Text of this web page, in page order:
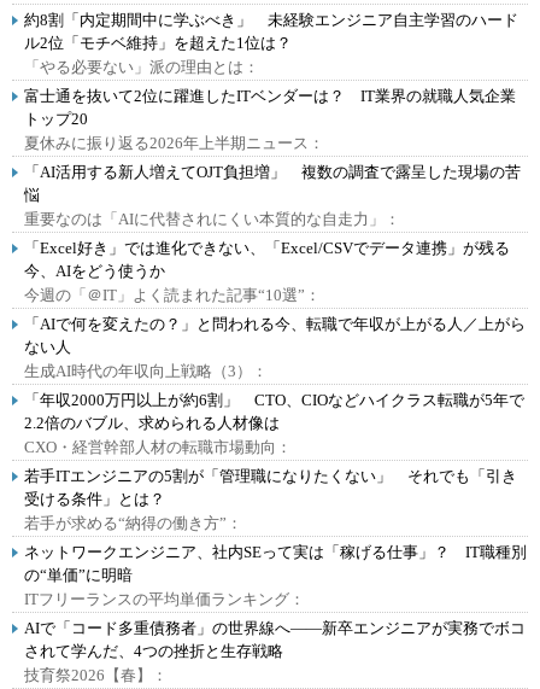
約8割「内定期間中に学ぶべき」 未経験エンジニア自主学習のハード
ル2位「モチベ維持」を超えた1位は？
「やる必要ない」派の理由とは：
富士通を抜いて2位に躍進したITベンダーは？ IT業界の就職人気企業
トップ20
夏休みに振り返る2026年上半期ニュース：
「AI活用する新人増えてOJT負担増」 複数の調査で露呈した現場の苦
悩
重要なのは「AIに代替されにくい本質的な自走力」：
「Excel好き」では進化できない、「Excel/CSVでデータ連携」が残る
今、AIをどう使うか
今週の「＠IT」よく読まれた記事“10選”：
「AIで何を変えたの？」と問われる今、転職で年収が上がる人／上がら
ない人
生成AI時代の年収向上戦略（3）：
「年収2000万円以上が約6割」 CTO、CIOなどハイクラス転職が5年で
2.2倍のバブル、求められる人材像は
CXO・経営幹部人材の転職市場動向：
若手ITエンジニアの5割が「管理職になりたくない」 それでも「引き
受ける条件」とは？
若手が求める“納得の働き方”：
ネットワークエンジニア、社内SEって実は「稼げる仕事」？ IT職種別
の“単価”に明暗
ITフリーランスの平均単価ランキング：
AIで「コード多重債務者」の世界線へ――新卒エンジニアが実務でボコ
されて学んだ、4つの挫折と生存戦略
技育祭2026【春】：